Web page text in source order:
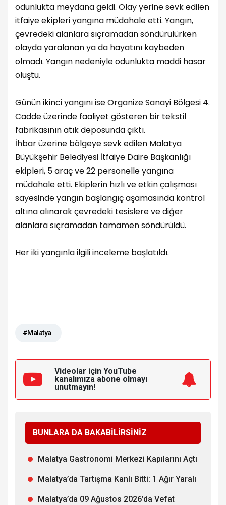
odunlukta meydana geldi. Olay yerine sevk edilen
itfaiye ekipleri yangına müdahale etti. Yangın,
çevredeki alanlara sıçramadan söndürülürken
olayda yaralanan ya da hayatını kaybeden
olmadı. Yangın nedeniyle odunlukta maddi hasar
oluştu.
Günün ikinci yangını ise Organize Sanayi Bölgesi 4.
Cadde üzerinde faaliyet gösteren bir tekstil
fabrikasının atık deposunda çıktı.
İhbar üzerine bölgeye sevk edilen Malatya
Büyükşehir Belediyesi İtfaiye Daire Başkanlığı
ekipleri, 5 araç ve 22 personelle yangına
müdahale etti. Ekiplerin hızlı ve etkin çalışması
sayesinde yangın başlangıç aşamasında kontrol
altına alınarak çevredeki tesislere ve diğer
alanlara sıçramadan tamamen söndürüldü.
Her iki yangınla ilgili inceleme başlatıldı.
#Malatya
Videolar için YouTube
kanalımıza abone olmayı
unutmayın!
BUNLARA DA BAKABİLİRSİNİZ
Malatya Gastronomi Merkezi Kapılarını Açtı
Malatya’da Tartışma Kanlı Bitti: 1 Ağır Yaralı
Malatya’da 09 Ağustos 2026’da Vefat